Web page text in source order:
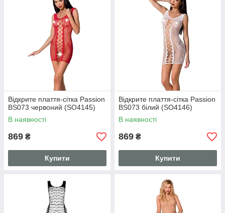
Відкрите плаття-сітка Passion
BS073 червоний (SO4145)
В наявності
869 ₴
Купити
Відкрите плаття-сітка Passion
BS073 білий (SO4146)
В наявності
869 ₴
Купити